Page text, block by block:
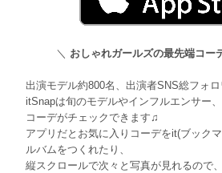
＼ おしゃれガールズの最先端コー
出演モデル約800名、出演者SNS総フォロ
itSnapは旬のモデルやインフルエンサー
コーデがチェックできます♫
アプリだとお気に入りコーデをit(ブック
ルバムをつくれたり、
縦スクロールで次々と写真が見れるので